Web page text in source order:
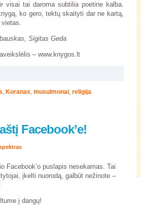
visai tai daroma subtilia poetine kalba.
ko gero, tektų skaityti dar ne kartą,
vietas.
Sigitas Geda
– www.knygos.lt
, Koranas, musulmonai, religija
Facebook’e!
Facebook’o puslapis nesekamas. Tai
įkelti nuorodą, galbūt nežinote –
į dangų!